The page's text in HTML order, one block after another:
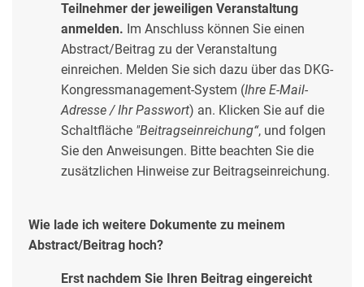
Teilnehmer der jeweiligen Veranstaltung
anmelden. Im Anschluss können Sie einen
Abstract/Beitrag zu der Veranstaltung
einreichen. Melden Sie sich dazu über das DKG-
Kongressmanagement-System (Ihre E-Mail-
Adresse / Ihr Passwort) an. Klicken Sie auf die
Schaltfläche "Beitragseinreichung“, und folgen
Sie den Anweisungen. Bitte beachten Sie die
zusätzlichen Hinweise zur Beitragseinreichung.
Wie lade ich weitere Dokumente zu meinem
Abstract/Beitrag hoch?
Erst nachdem Sie Ihren Beitrag eingereicht